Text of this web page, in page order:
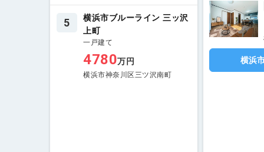
5
横浜市ブルーライン 三ッ沢
上町
一戸建て
4780万円
横浜市神奈川区三ツ沢南町
横浜